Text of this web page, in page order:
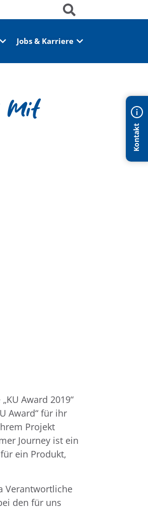
Kontakt
Jobs & Karriere
mit
Award 2019“
Award“ für ihr
Projekt
Journey ist ein
ein Produkt,
Verantwortliche
den für uns